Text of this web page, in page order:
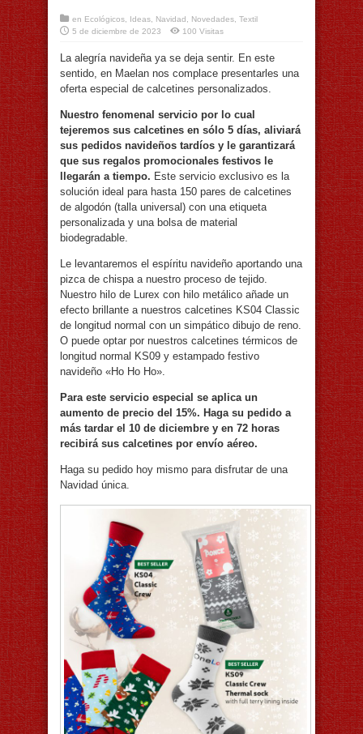
en Ecológicos Ideas Navidad Novedades Textil
5 de diciembre de 2023
100 Visitas
La alegría navideña ya se deja sentir. En este
sentido, en Maelan nos complace presentarles una
oferta especial de calcetines personalizados.
Nuestro fenomenal servicio por lo cual
tejeremos sus calcetines en sólo 5 días, aliviará
sus pedidos navideños tardíos y le garantizará
que sus regalos promocionales festivos le
llegarán a tiempo. Este servicio exclusivo es la
solución ideal para hasta 150 pares de calcetines
de algodón (talla universal) con una etiqueta
personalizada y una bolsa de material
biodegradable.
Le levantaremos el espíritu navideño aportando una
pizca de chispa a nuestro proceso de tejido.
Nuestro hilo de Lurex con hilo metálico añade un
efecto brillante a nuestros calcetines KS04 Classic
de longitud normal con un simpático dibujo de reno.
O puede optar por nuestros calcetines térmicos de
longitud normal KS09 y estampado festivo
navideño «Ho Ho Ho».
Para este servicio especial se aplica un
aumento de precio del 15%. Haga su pedido a
más tardar el 10 de diciembre y en 72 horas
recibirá sus calcetines por envío aéreo.
Haga su pedido hoy mismo para disfrutar de una
Navidad única.